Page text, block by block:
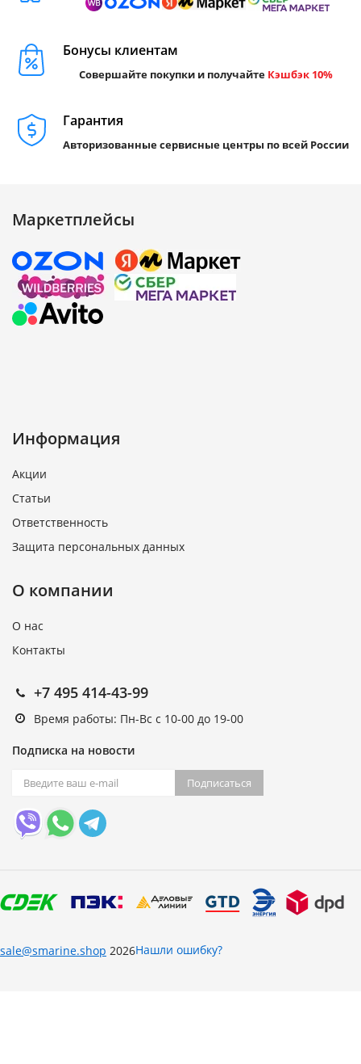
Бонусы клиентам
Совершайте покупки и получайте Кэшбэк 10%
Гарантия
Авторизованные сервисные центры по всей России
Маркетплейсы
Информация
Акции
Статьи
Ответственность
Защита персональных данных
О компании
О нас
Контакты
+7 495 414-43-99
Время работы: Пн-Вс с 10-00 до 19-00
Подписка на новости
Подписаться
sale@smarine.shop 2026Нашли ошибку?